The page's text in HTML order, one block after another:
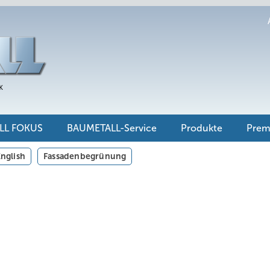
FOKUS BAUMETALL-Service Produkte
Fassadenbegrünung